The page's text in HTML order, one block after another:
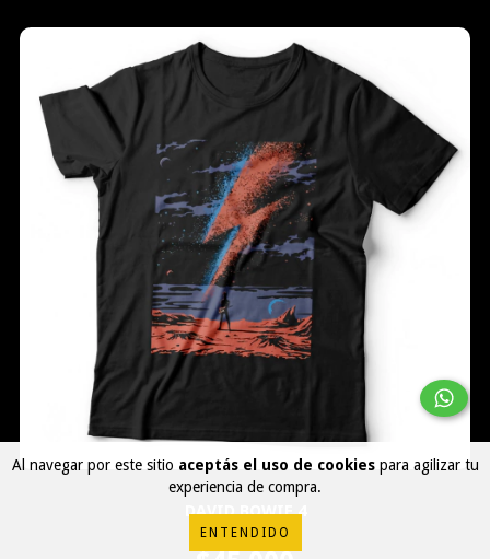
Al navegar por este sitio aceptás el uso de cookiespara agilizar tu
experiencia de compra.
ENTENDIDO
DAVID BOWIE 4